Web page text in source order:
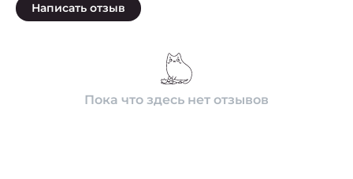
Написать отзыв
Пока что здесь нет отзывов